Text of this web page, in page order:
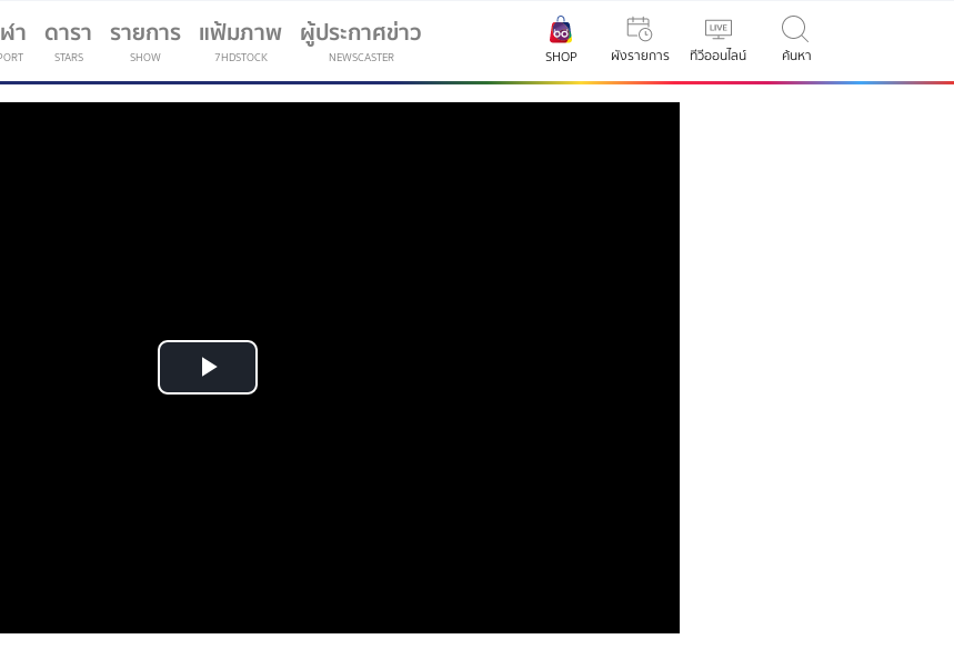
า
(current)
ดารา
STARS
รายการ
SHOW
แฟ้มภาพ
7HDSTOCK
ผู้ประกาศข่าว
NEWSCASTER SHOP ผังรายการ ทีวีออนไลน์ ค้นหา
Play